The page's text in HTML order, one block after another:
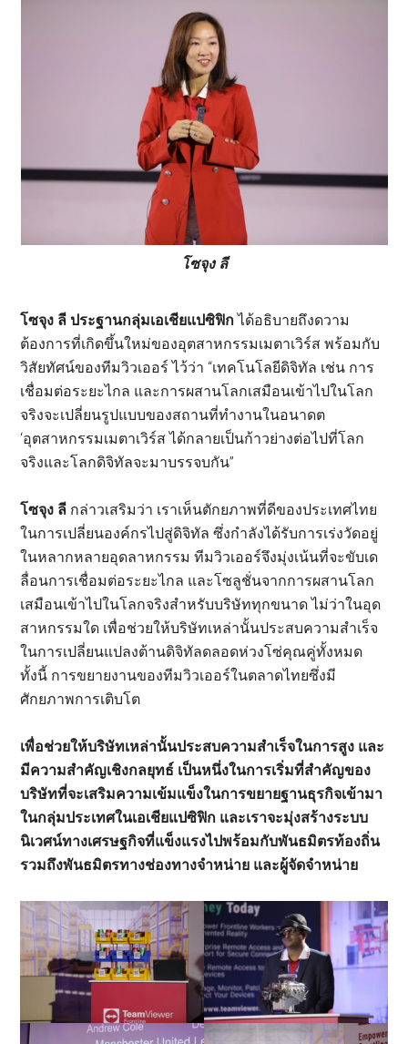
โซจุง ลี
โซจุง ลี ประฐานกลุ่มเอเชียแปซิฟิกได้อธิบายถึงดวาม
ต้องการที่เกิดขึ้นใหม่ของอุตสาหกรรมเมตาเวิร์ส พร้อมกับ
วิสัยทัศน์ของทีมวิวเออร์ ไว้ว่า “เทคโนโลยีดิจิทัล เช่น การ
เชื่อมต่อระยะไกล และการผสานโลกเสมือนเข้าไปในโลก
จริงจะเปลี่ยนรูปแบบของสถานที่ทำงานในอนาดต
‘อุตสาหกรรมเมตาเวิร์ส ได้กลายเป็นก้าวย่างต่อไปที่โลก
จริงและโลกดิจิทัลจะมาบรรจบกัน”
โซจุง ลี กล่าวเสริมว่า เราเห็นตักยภาพที่ดีของประเทศไทย
ในการเปลี่ยนองค์กรไปสู่ดิจิทัล ซึ่งกำลังได้รับการเร่งวัดอยู่
ในหลากหลายอุดลาหกรรม ทีมวิวเออร์จึงมุ่งเน้นที่จะขับเด
ลื่อนการเชื่อมต่อระยะไกล และโซลูชั่นจากการผสานโลก
เสมือนเข้าไปในโลกจริงสำหรับบริษัททุกขนาด ไม่ว่าในอุด
สาหกรรมใด เพื่อช่วยให้บริษัทเหล่านั้นประสบความสำเร็จ
ในการเปลี่ยนแปลงต้านดิจิทัลดลอดห่วงโซ่คุณคู่ทั้งหมด
ทั้งนี้ การขยายงานของทีมวิวเออร์ในตลาดไทยซึ่งมี
ศักยภาพการเติบโต
เพื่อช่วยให้บริษัทเหล่านั้นประสบความสำเร็จในการสูง และ
มีความสำคัญเชิงกลยุทธ์ เป็นหนึ่งในการเริ่มที่สำคัญของ
บริษัทที่จะเสริมความเข้มแข็งในการขยายฐานธุรกิจเข้ามา
ในกลุ่มประเทศในเอเชียแปซิฟิก และเราจะมุ่งสร้างระบบ
นิเวศน์ทางเศรษฐกิจที่แข็งแรงไปพร้อมกับพันธมิตรท้องถิ่น
รวมถึงพันธมิตรทางช่องทางจำหน่าย และผู้จัดจำหน่าย